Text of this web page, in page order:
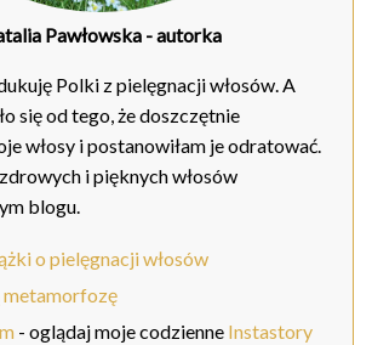
Pawłowska - autorka
Polki z pielęgnacji włosów. A
się od tego, że doszczętnie
włosy i postanowiłam je odratować.
i pięknych włosów
blogu.
o pielęgnacji włosów
metamorfozę
- oglądaj moje codzienne Instastory